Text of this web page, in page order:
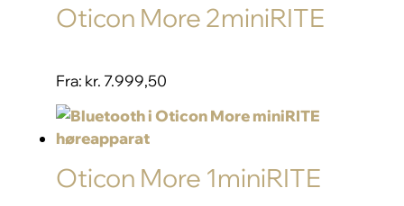
Oticon More 2miniRITE
Fra: kr. 7.999,50
Oticon More 1miniRITE